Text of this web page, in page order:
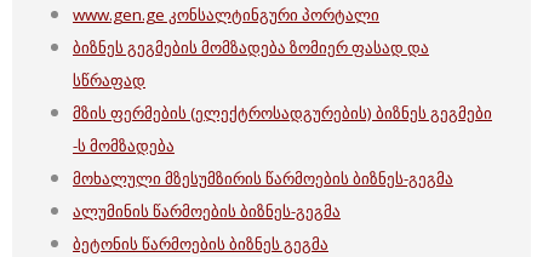
www.gen.ge კონსალტინგური პორტალი
ბიზნეს გეგმების მომზადება ზომიერ ფასად და
სწრაფად
მზის ფერმების (ელექტროსადგურების) ბიზნეს გეგმები
-ს მომზადება
მოხალული მზესუმზირის წარმოების ბიზნეს-გეგმა
ალუმინის წარმოების ბიზნეს-გეგმა
ბეტონის წარმოების ბიზნეს გეგმა